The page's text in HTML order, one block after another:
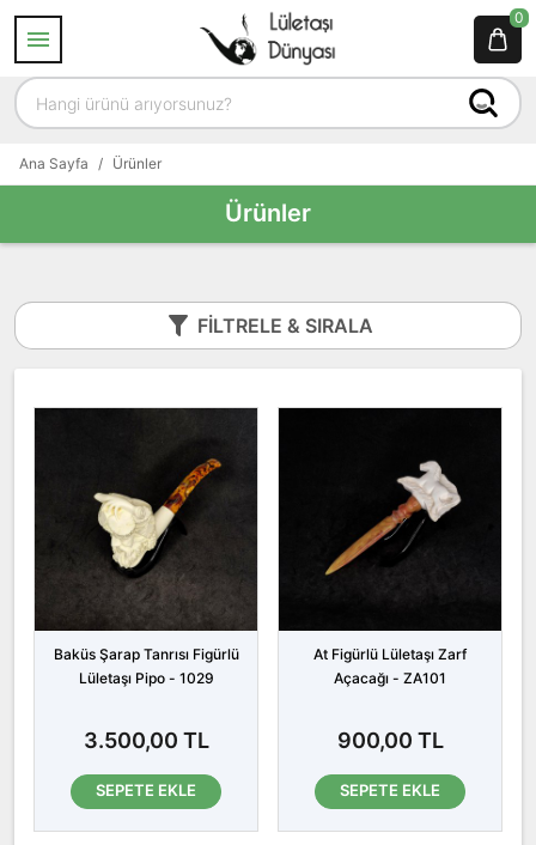
0
Ana Sayfa / Ürünler
Ürünler
FILTRELE & SIRALA
Baküs Şarap Tanrısı Figürlü
Lületaşı Pipo - 1029
3.500,00 TL
SEPETE EKLE
At Figürlü Lületaşı Zarf
Açacağı - ZA101
900,00 TL
SEPETE EKLE